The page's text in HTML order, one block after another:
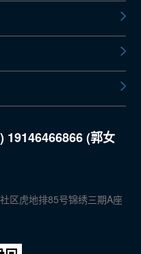
19146466866 (郭女
区虎地排85号锦绣三期A座